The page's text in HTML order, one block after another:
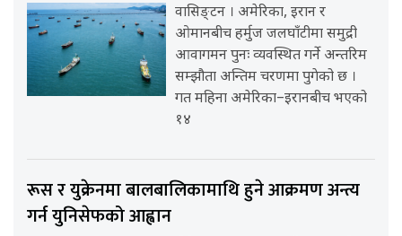
वासिङ्टन । अमेरिका, इरान र
ओमानबीच हर्मुज जलघाँटीमा समुद्री
आवागमन पुनः व्यवस्थित गर्ने अन्तरिम
सम्झौता अन्तिम चरणमा पुगेको छ ।
गत महिना अमेरिका–इरानबीच भएको
१४
रूस र युक्रेनमा बालबालिकामाथि हुने आक्रमण अन्त्य
गर्न युनिसेफको आह्वान